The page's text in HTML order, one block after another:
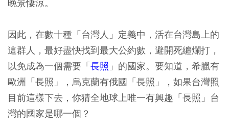
晚景悽涼。
因此，在數十種「台灣人」定義中，活在台灣島上的
這群人，最好盡快找到最大公約數，避開死纏爛打，
以免成為一個需要「長照 」的國家。要知道，希臘有
歐洲「長照」，烏克蘭有俄國「長照」，如果台灣照
目前這樣下去，你猜全地球上唯一有興趣「長照」台
灣的國家是哪一個？